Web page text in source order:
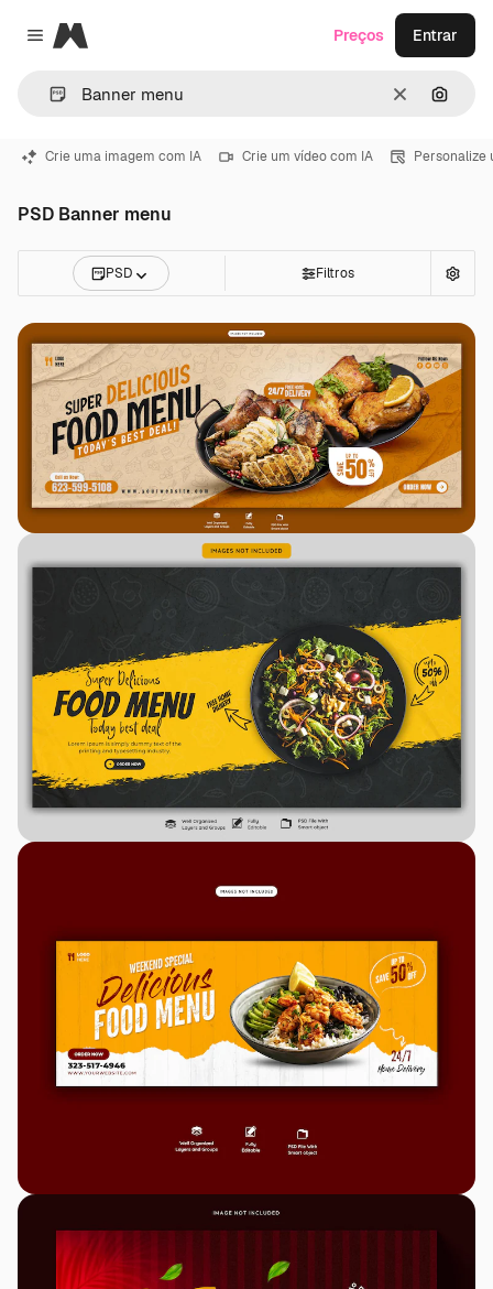
Close menu
Magnific
Limpar
Preços Entrar
Crie uma imagem com IA Crie um vídeo com IA Personalize
PSD Banner menu
PSD Filtros